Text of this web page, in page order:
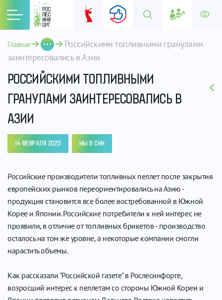
Главная
Российскими топливными гранулами
заинтересовались в Азии
РОССИЙСКИМИ ТОПЛИВНЫМИ
ГРАНУЛАМИ ЗАИНТЕРЕСОВАЛИСЬ В
АЗИИ
14 ФЕВРАЛЯ 2023 МЫ В СМИ
Российские производители топливных пеллет после закрытия
европейских рынков переориентировались на Азию -
продукция становится все более востребованной в Южной
Корее и Японии. Российские потребители к ней интерес не
проявили, в отличие от топливных брикетов - производство
осталось на том же уровне, а некоторые компании смогли
нарастить объемы.
Как рассказали "Российской газете" в Рослесинфорге,
возросший интерес к пеллетам со стороны Южной Кореи и